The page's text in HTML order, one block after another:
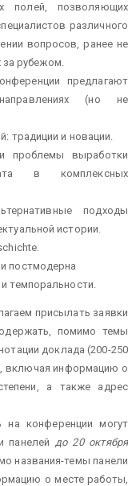
полей, позволяющих
различного
вопросов, ранее не
за рубежом.
предлагают
(но не
традиции и новации.
проблемы выработки
в комплексных
подходы
истории.
постмодерна
темпоральности.
присылать заявки
помимо темы
доклада (200-250
включая информацию о
а также адрес
конференции могут
панелей до 20 октября
названия-темы панели
о месте работы,